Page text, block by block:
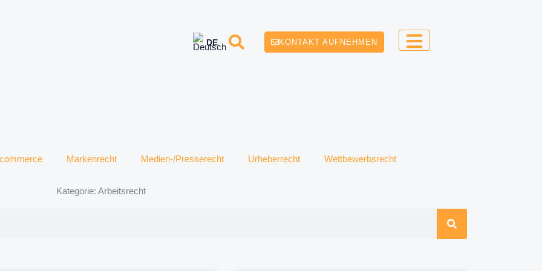
KONTAKT AUFNEHMEN
Markenrecht Medien-/Presserecht Urheberrecht Wettbewerbsrecht
Kategorie: Arbeitsrecht